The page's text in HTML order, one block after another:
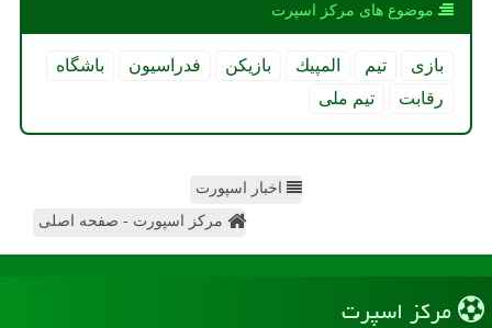
موضوع های مركز اسپرت
بازی تیم المپیك بازیكن فدراسیون
باشگاه
رقابت
تیم ملی
اخبار اسپورت
مرکز اسپورت - صفحه اصلی
مركز اسپرت